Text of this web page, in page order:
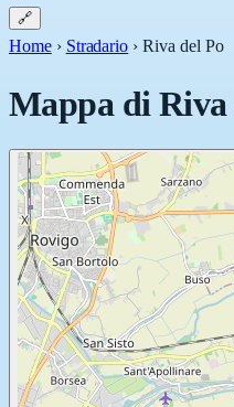
🔗
Home › Stradario ›Riva del Po
Mappa diRiva